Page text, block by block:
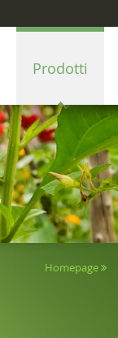
Prodotti
Homepage